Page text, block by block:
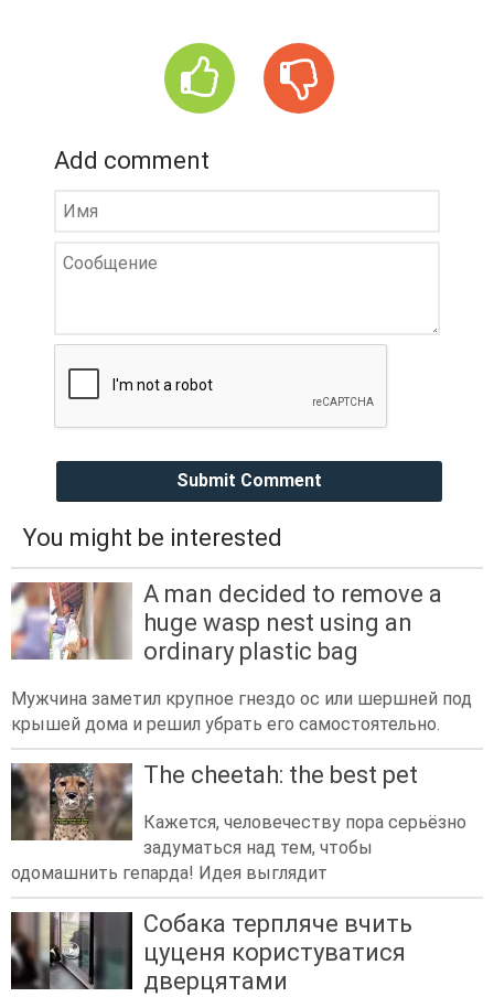
Add comment
Submit Comment
You might be interested
A man decided to remove a
huge wasp nest using an
ordinary plastic bag
Мужчина заметил крупное гнездо ос или шершней под
крышей дома и решил убрать его самостоятельно.
The cheetah: the best pet
Кажется, человечеству пора серьёзно
задуматься над тем, чтобы
одомашнить гепарда! Идея выглядит
Собака терпляче вчить
цуценя користуватися
дверцятами